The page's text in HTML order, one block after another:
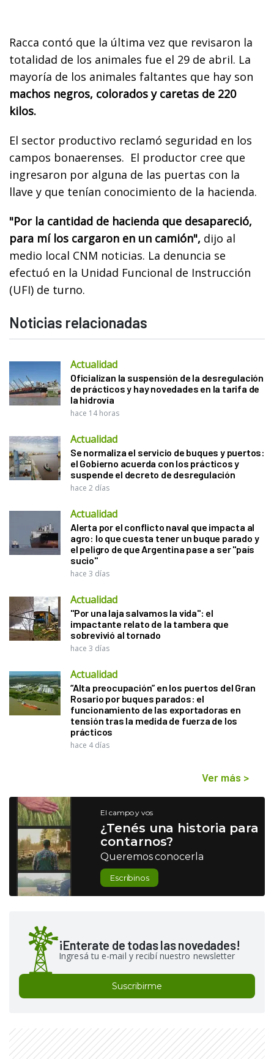
Racca contó que la última vez que revisaron la
totalidad de los animales fue el 29 de abril. La
mayoría de los animales faltantes que hay son
machos negros, colorados y caretas de 220
kilos.
El sector productivo reclamó seguridad en los
campos bonaerenses. El productor cree que
ingresaron por alguna de las puertas con la
llave y que tenían conocimiento de la hacienda.
"Por la cantidad de hacienda que desapareció,
para mí los cargaron en un camión", dijo al
medio local CNM noticias. La denuncia se
efectuó en la Unidad Funcional de Instrucción
(UFI) de turno.
Noticias relacionadas
Actualidad
Oficializan la suspensión de la desregulación
de prácticos y hay novedades en la tarifa de
la hidrovía
hace 14 horas
Actualidad
Se normaliza el servicio de buques y puertos:
el Gobierno acuerda con los prácticos y
suspende el decreto de desregulación
hace 2 días
Actualidad
Alerta por el conflicto naval que impacta al
agro: lo que cuesta tener un buque parado y
el peligro de que Argentina pase a ser "país
sucio"
hace 3 días
Actualidad
"Por una laja salvamos la vida": el
impactante relato de la tambera que
sobrevivió al tornado
hace 3 días
Actualidad
“Alta preocupación” en los puertos del Gran
Rosario por buques parados: el
funcionamiento de las exportadoras en
tensión tras la medida de fuerza de los
prácticos
hace 4 días
Ver más >
El campo y vos
¿Tenés una historia para
contarnos?
Queremos conocerla
Escribinos
¡Enterate de todas las novedades!
Ingresá tu e-mail y recibí nuestro newsletter
Suscribirme